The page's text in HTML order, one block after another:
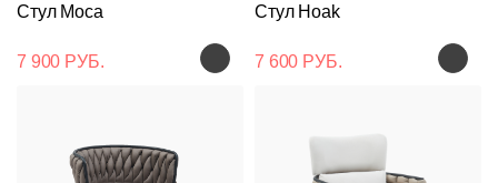
Стул Moca
7 900 РУБ.
Стул Hoak
7 600 РУБ.